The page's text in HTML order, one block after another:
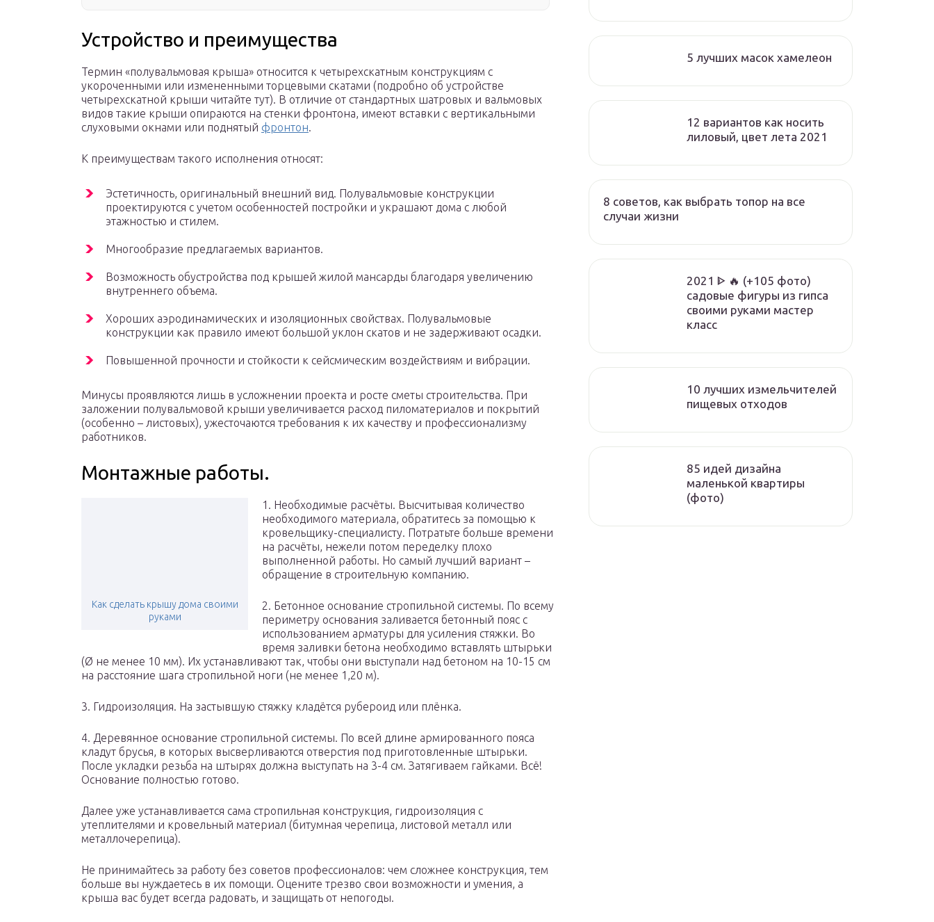
Устройство и преимущества
Термин «полувальмовая крыша» относится к четырехскатным конструкциям с
укороченными или измененными торцевыми скатами (подробно об устройстве
четырехскатной крыши читайте тут). В отличие от стандартных шатровых и вальмовых
видов такие крыши опираются на стенки фронтона, имеют вставки с вертикальными
слуховыми окнами или поднятый фронтон.
К преимуществам такого исполнения относят:
Эстетичность, оригинальный внешний вид. Полувальмовые конструкции
проектируются с учетом особенностей постройки и украшают дома с любой
этажностью и стилем.
Многообразие предлагаемых вариантов.
Возможность обустройства под крышей жилой мансарды благодаря увеличению
внутреннего объема.
Хороших аэродинамических и изоляционных свойствах. Полувальмовые
конструкции как правило имеют большой уклон скатов и не задерживают осадки.
Повышенной прочности и стойкости к сейсмическим воздействиям и вибрации.
Минусы проявляются лишь в усложнении проекта и росте сметы строительства. При
заложении полувальмовой крыши увеличивается расход пиломатериалов и покрытий
(особенно – листовых), ужесточаются требования к их качеству и профессионализму
работников.
Монтажные работы.
Как сделать крышу дома своими
руками
1. Необходимые расчёты. Высчитывая количество
необходимого материала, обратитесь за помощью к
кровельщику-специалисту. Потратьте больше времени
на расчёты, нежели потом переделку плохо
выполненной работы. Но самый лучший вариант –
обращение в строительную компанию.
2. Бетонное основание стропильной системы. По всему
периметру основания заливается бетонный пояс с
использованием арматуры для усиления стяжки. Во
время заливки бетона необходимо вставлять штырьки
(Ø не менее 10 мм). Их устанавливают так, чтобы они выступали над бетоном на 10-15 см
на расстояние шага стропильной ноги (не менее 1,20 м).
3. Гидроизоляция. На застывшую стяжку кладётся рубероид или плёнка.
4. Деревянное основание стропильной системы. По всей длине армированного пояса
кладут брусья, в которых высверливаются отверстия под приготовленные штырьки.
После укладки резьба на штырях должна выступать на 3-4 см. Затягиваем гайками. Всё!
Основание полностью готово.
Далее уже устанавливается сама стропильная конструкция, гидроизоляция с
утеплителями и кровельный материал (битумная черепица, листовой металл или
металлочерепица).
Не принимайтесь за работу без советов профессионалов: чем сложнее конструкция, тем
больше вы нуждаетесь в их помощи. Оцените трезво свои возможности и умения, а
крыша вас будет всегда радовать, и защищать от непогоды.
5 лучших масок хамелеон
12 вариантов как носить
лиловый, цвет лета 2021
8 советов, как выбрать топор на все
случаи жизни
2021 ᐈ 🔥 (+105 фото)
садовые фигуры из гипса
своими руками мастер
класс
10 лучших измельчителей
пищевых отходов
85 идей дизайна
маленькой квартиры
(фото)